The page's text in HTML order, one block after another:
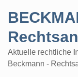
Aktuelle rechtliche
Beckmann -